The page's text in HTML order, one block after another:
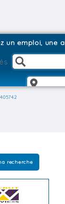
un emploi, une
recherche